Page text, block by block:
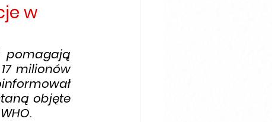
w
pomagają
milionów
objęte